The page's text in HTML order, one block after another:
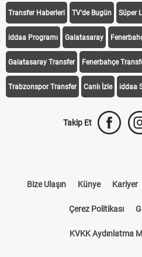
Transfer Haberleri TV'de Bugün Süper
iddaa Programı Galatasaray
Galatasaray Transfer Fenerbahçe
Trabzonspor Transfer Canlı İzle iddaa
Takip Et
Bize Ulaşın Künye Kariyer
Çerez Politikası
KVKK Aydınlatma